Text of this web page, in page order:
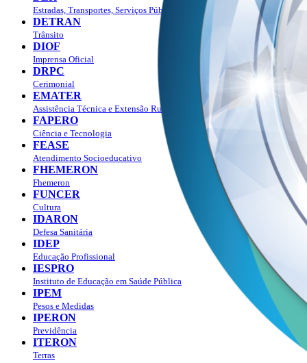
Estradas, Transportes, Serviços Públicos
DETRAN
Trânsito
DIOF
Imprensa Oficial
DRPC
Cerimonial
EMATER
Assistência Técnica e Extensão Rural
FAPERO
Ciência e Tecnologia
FEASE
Atendimento Socioeducativo
FHEMERON
Fhemeron
FUNCER
Cultura
IDARON
Defesa Sanitária
IDEP
Educação Profissional
IESPRO
Instituto de Educação em Saúde Pública
IPEM
Pesos e Medidas
IPERON
Previdência
ITERON
Terras